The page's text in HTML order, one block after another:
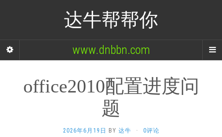
达牛帮帮你
www.dnbbn.com
office2010配置进度问
题
2026年6月19日 BY 达牛 · 0评论